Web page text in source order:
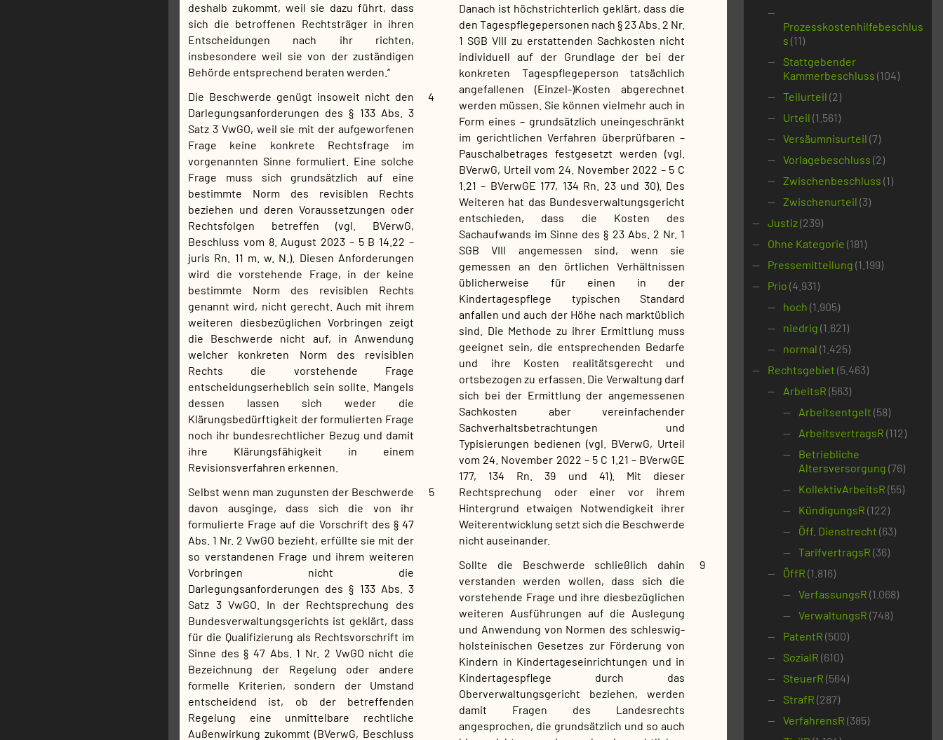
deshalb zukommt, weil sie dazu führt, dass
sich die betroffenen Rechtsträger in ihren
Entscheidungen nach ihr richten,
insbesondere weil sie von der zuständigen
Behörde entsprechend beraten werden.“
4
Die Beschwerde genügt insoweit nicht den
Darlegungsanforderungen des § 133 Abs. 3
Satz 3 VwGO, weil sie mit der aufgeworfenen
Frage keine konkrete Rechtsfrage im
vorgenannten Sinne formuliert. Eine solche
Frage muss sich grundsätzlich auf eine
bestimmte Norm des revisiblen Rechts
beziehen und deren Voraussetzungen oder
Rechtsfolgen betreffen (vgl. BVerwG,
Beschluss vom 8. August 2023 – 5 B 14.22 –
juris Rn. 11 m. w. N.). Diesen Anforderungen
wird die vorstehende Frage, in der keine
bestimmte Norm des revisiblen Rechts
genannt wird, nicht gerecht. Auch mit ihrem
weiteren diesbezüglichen Vorbringen zeigt
die Beschwerde nicht auf, in Anwendung
welcher konkreten Norm des revisiblen
Rechts die vorstehende Frage
entscheidungserheblich sein sollte. Mangels
dessen lassen sich weder die
Klärungsbedürftigkeit der formulierten Frage
noch ihr bundesrechtlicher Bezug und damit
ihre Klärungsfähigkeit in einem
Revisionsverfahren erkennen.
5
Selbst wenn man zugunsten der Beschwerde
davon ausginge, dass sich die von ihr
formulierte Frage auf die Vorschrift des § 47
Abs. 1 Nr. 2 VwGO bezieht, erfüllte sie mit der
so verstandenen Frage und ihrem weiteren
Vorbringen nicht die
Darlegungsanforderungen des § 133 Abs. 3
Satz 3 VwGO. In der Rechtsprechung des
Bundesverwaltungsgerichts ist geklärt, dass
für die Qualifizierung als Rechtsvorschrift im
Sinne des § 47 Abs. 1 Nr. 2 VwGO nicht die
Bezeichnung der Regelung oder andere
formelle Kriterien, sondern der Umstand
entscheidend ist, ob der betreffenden
Regelung eine unmittelbare rechtliche
Außenwirkung zukommt (BVerwG, Beschluss
Danach ist höchstrichterlich geklärt, dass die
den Tagespflegepersonen nach § 23 Abs. 2 Nr.
1 SGB VIII zu erstattenden Sachkosten nicht
individuell auf der Grundlage der bei der
konkreten Tagespflegeperson tatsächlich
angefallenen (Einzel-)Kosten abgerechnet
werden müssen. Sie können vielmehr auch in
Form eines – grundsätzlich uneingeschränkt
im gerichtlichen Verfahren überprüfbaren –
Pauschalbetrages festgesetzt werden (vgl.
BVerwG, Urteil vom 24. November 2022 – 5 C
1.21 – BVerwGE 177, 134 Rn. 23 und 30). Des
Weiteren hat das Bundesverwaltungsgericht
entschieden, dass die Kosten des
Sachaufwands im Sinne des § 23 Abs. 2 Nr. 1
SGB VIII angemessen sind, wenn sie
gemessen an den örtlichen Verhältnissen
üblicherweise für einen in der
Kindertagespflege typischen Standard
anfallen und auch der Höhe nach marktüblich
sind. Die Methode zu ihrer Ermittlung muss
geeignet sein, die entsprechenden Bedarfe
und ihre Kosten realitätsgerecht und
ortsbezogen zu erfassen. Die Verwaltung darf
sich bei der Ermittlung der angemessenen
Sachkosten aber vereinfachender
Sachverhaltsbetrachtungen und
Typisierungen bedienen (vgl. BVerwG, Urteil
vom 24. November 2022 – 5 C 1.21 – BVerwGE
177, 134 Rn. 39 und 41). Mit dieser
Rechtsprechung oder einer vor ihrem
Hintergrund etwaigen Notwendigkeit ihrer
Weiterentwicklung setzt sich die Beschwerde
nicht auseinander.
9
Sollte die Beschwerde schließlich dahin
verstanden werden wollen, dass sich die
vorstehende Frage und ihre diesbezüglichen
weiteren Ausführungen auf die Auslegung
und Anwendung von Normen des schleswig-
holsteinischen Gesetzes zur Förderung von
Kindern in Kindertageseinrichtungen und in
Kindertagespflege durch das
Oberverwaltungsgericht beziehen, werden
damit Fragen des Landesrechts
angesprochen, die grundsätzlich und so auch
Prozesskostenhilfebeschlus
s (11)
Stattgebender
Kammerbeschluss (104)
Teilurteil (2)
Urteil (1.561)
Versäumnisurteil (7)
Vorlagebeschluss (2)
Zwischenbeschluss (1)
Zwischenurteil (3)
Justiz(239)
Ohne Kategorie (181)
Pressemitteilung (1.199)
Prio (4.931)
hoch (1.905)
niedrig (1.621)
normal (1.425)
Rechtsgebiet (5.463)
ArbeitsR (563)
Arbeitsentgelt (58)
ArbeitsvertragsR (112)
Betriebliche
Altersversorgung (76)
KollektivArbeitsR (55)
KündigungsR (122)
Öff. Dienstrecht (63)
TarifvertragsR (36)
ÖffR (1.816)
VerfassungsR (1.068)
VerwaltungsR (748)
PatentR (500)
SozialR (610)
SteuerR (564)
StrafR (287)
VerfahrensR (385)